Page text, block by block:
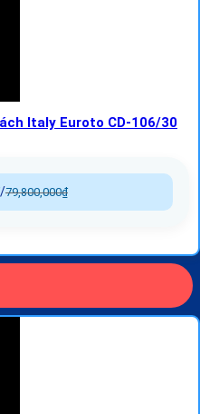
Italy Euroto CD-106/30
79,800,000₫
/